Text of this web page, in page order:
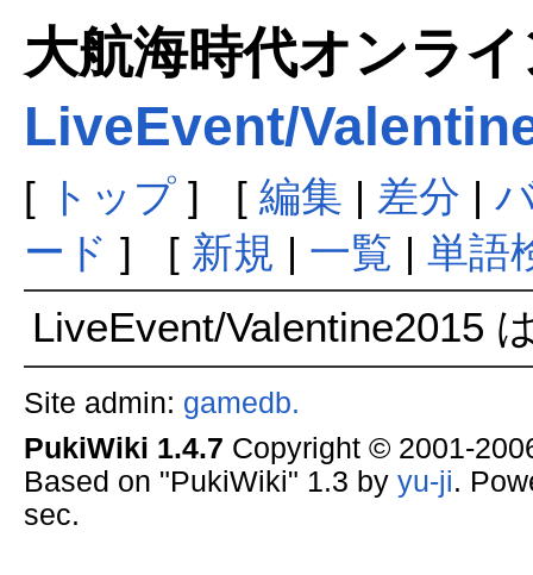
大航海時代オンラ
LiveEvent/
[ トップ] [ 編集 | 差分 |
ード ] [ 新規 | 一覧 | 単語
LiveEvent/Valentine2015
Site admin: gamedb.
PukiWiki 1.4.7 Copyright © 2001-
Based on "PukiWiki" 1.3 by yu-ji.
sec.